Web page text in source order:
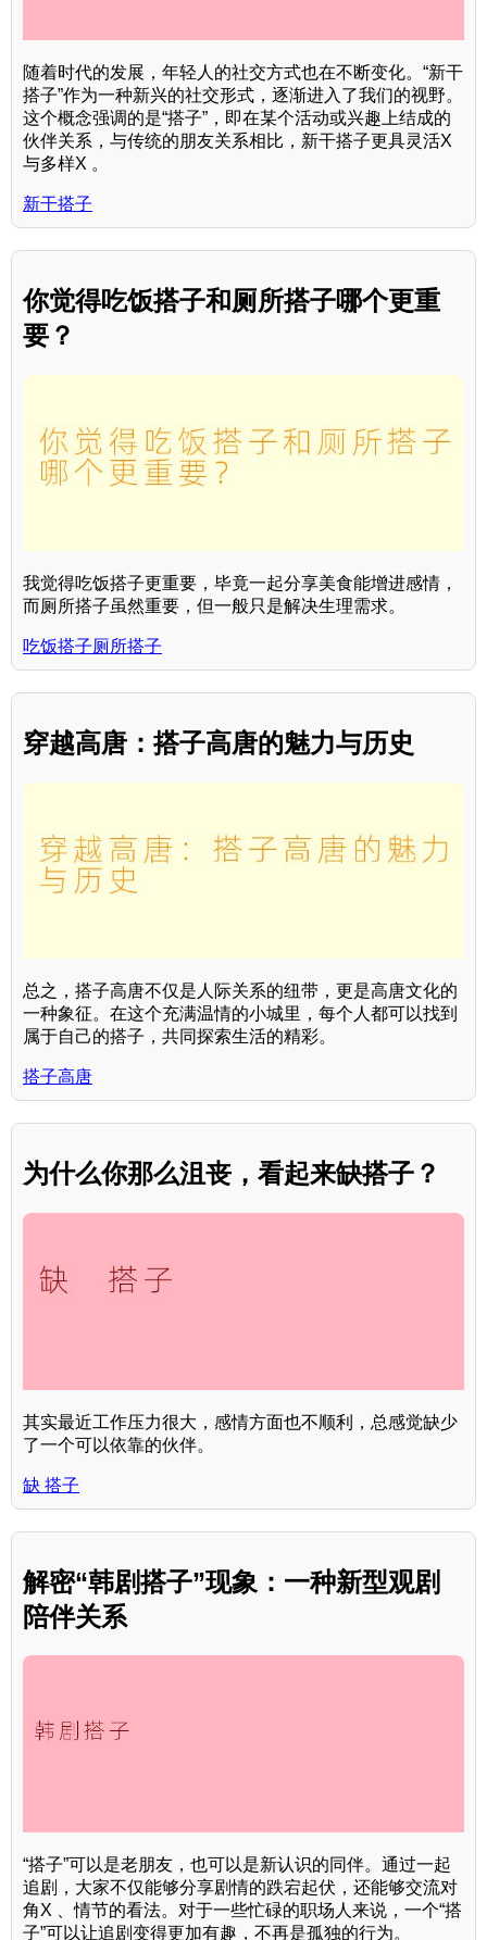
随着时代的发展，年轻人的社交方式也在不断变化。“新干
搭子”作为一种新兴的社交形式，逐渐进入了我们的视野。
这个概念强调的是“搭子”，即在某个活动或兴趣上结成的
伙伴关系，与传统的朋友关系相比，新干搭子更具灵活X
与多样X 。
新干搭子
你觉得吃饭搭子和厕所搭子哪个更重
要？
我觉得吃饭搭子更重要，毕竟一起分享美食能增进感情，
而厕所搭子虽然重要，但一般只是解决生理需求。
吃饭搭子厕所搭子
穿越高唐：搭子高唐的魅力与历史
总之，搭子高唐不仅是人际关系的纽带，更是高唐文化的
一种象征。在这个充满温情的小城里，每个人都可以找到
属于自己的搭子，共同探索生活的精彩。
搭子高唐
为什么你那么沮丧，看起来缺搭子？
其实最近工作压力很大，感情方面也不顺利，总感觉缺少
了一个可以依靠的伙伴。
缺 搭子
解密“韩剧搭子”现象：一种新型观剧
陪伴关系
“搭子”可以是老朋友，也可以是新认识的同伴。通过一起
追剧，大家不仅能够分享剧情的跌宕起伏，还能够交流对
角X 、情节的看法。对于一些忙碌的职场人来说，一个“搭
子”可以让追剧变得更加有趣，不再是孤独的行为。